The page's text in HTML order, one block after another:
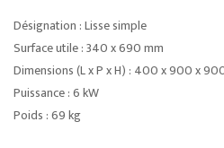
Désignation : Lisse simple
Surface utile : 340 x 690 mm
Dimensions (L x P x H) : 400 x 900 x
Puissance : 6 kW
Poids : 69 kg